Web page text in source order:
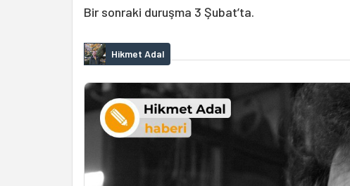
Bir sonraki duruşma 3 Şubat’ta.
Hikmet Adal